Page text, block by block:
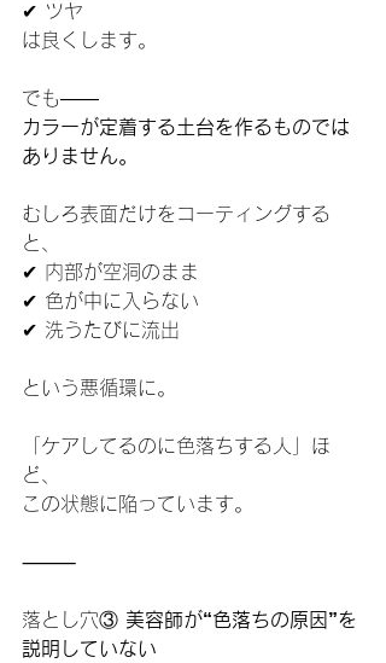
✔ ツヤ
は良くします。
でも——
カラーが定着する土台を作るものでは
ありません。
むしろ表面だけをコーティングする
と、
✔ 内部が空洞のまま
✔ 色が中に入らない
✔ 洗うたびに流出
という悪循環に。
「ケアしてるのに色落ちする人」ほ
ど、
この状態に陥っています。
⸻
落とし穴③ 美容師が“色落ちの原因”を
説明していない